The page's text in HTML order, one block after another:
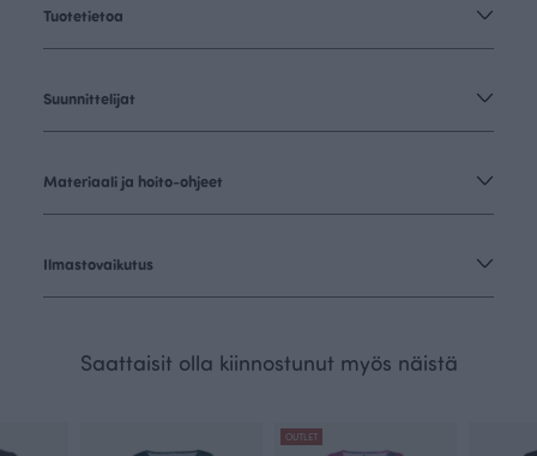
Tuotetietoa
Suunnittelijat
Materiaali ja hoito-ohjeet
Ilmastovaikutus
Saattaisit olla kiinnostunut myös näistä
OUTLET